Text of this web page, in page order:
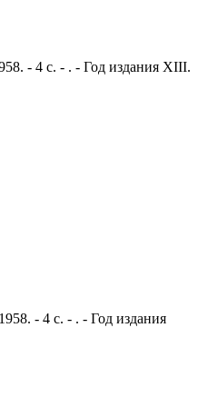
- 4 с. - . - Год издания XIII.
- 4 с. - . - Год издания